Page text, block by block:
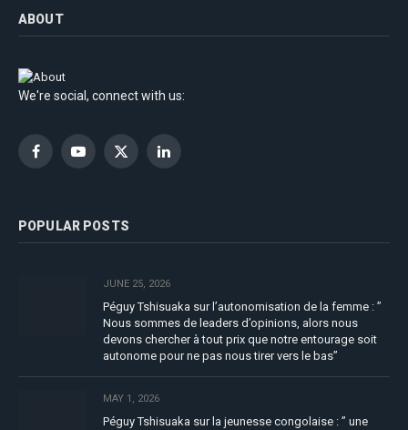
ABOUT
We're social, connect with us:
FacebookYouTubeX
LinkedIn
POPULAR POSTS
JUNE 25, 2026
Péguy Tshisuaka sur l’autonomisation de la femme : ”
Nous sommes de leaders d’opinions, alors nous
devons chercher à tout prix que notre entourage soit
autonome pour ne pas nous tirer vers le bas”
MAY 1, 2026
Péguy Tshisuaka sur la jeunesse congolaise : ” une